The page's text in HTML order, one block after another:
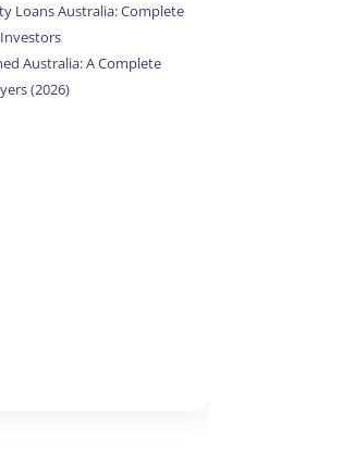
Loans Australia: Complete
Australia: A Complete
(2026)